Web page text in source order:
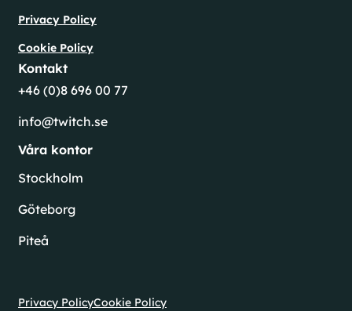
Privacy Policy
Cookie Policy
Kontakt
+46 (0)8 696 00 77
info@twitch.se
Våra kontor
Stockholm
Göteborg
Piteå
Privacy PolicyCookie Policy